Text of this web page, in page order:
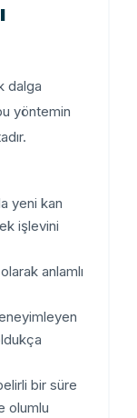
dalga
yöntemin
yeni kan
işlevini
anlamlı
bir süre
olumlu